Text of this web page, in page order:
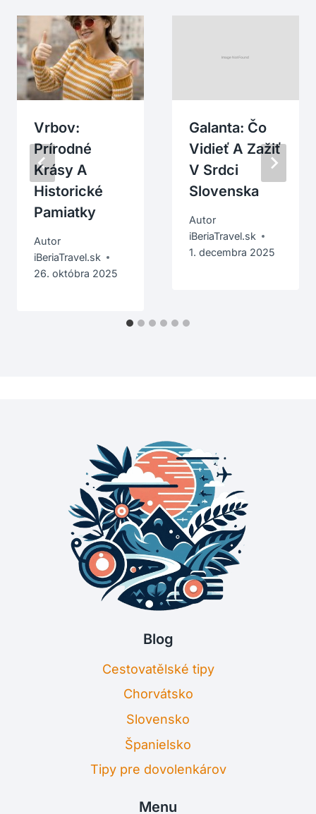
Vrbov:
Prírodné
Krásy A
Historické
Pamiatky
Autor
iBeriaTravel.sk
26. októbra 2025
Galanta: Čo
Vidieť A Zažiť
V Srdci
Slovenska
Autor
iBeriaTravel.sk
1. decembra 2025
Blog
Cestovatělské tipy
Chorvátsko
Slovensko
Španielsko
Tipy pre dovolenkárov
Menu